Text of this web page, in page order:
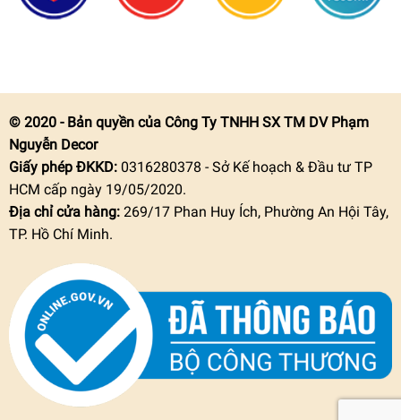
© 2020 - Bản quyền của Công Ty TNHH SX TM DV Phạm
Nguyễn Decor
Giấy phép ĐKKD:0316280378 - Sở Kế hoạch & Đầu tư TP
HCM cấp ngày 19/05/2020.
Địa chỉ cửa hàng: 269/17 Phan Huy Ích, Phường An Hội Tây,
TP. Hồ Chí Minh.